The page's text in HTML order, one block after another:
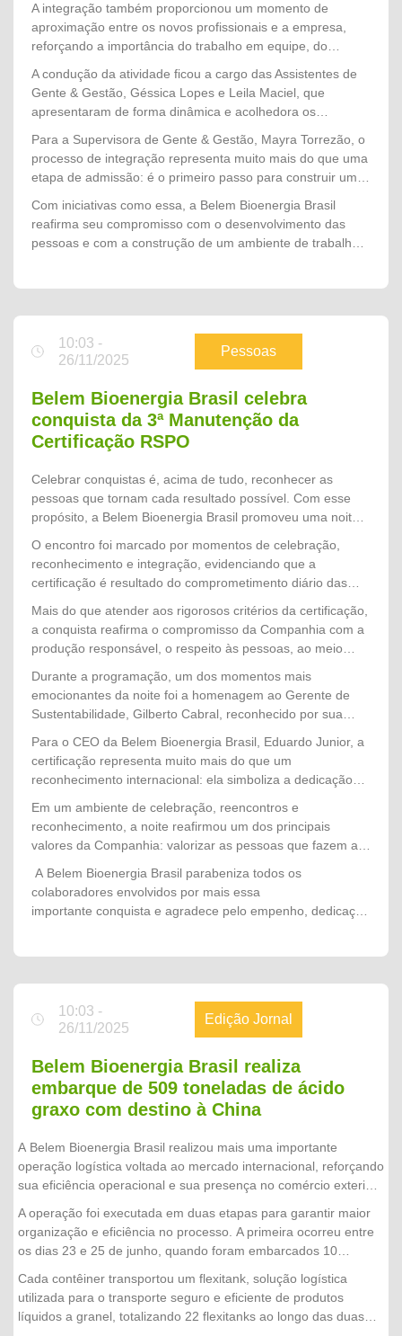
normas de Segurança, Saúde e Meio Ambiente (SMS),
fundamentais para a realização das atividades com
responsabilidade e prevenção.
A integração também proporcionou um momento de
aproximação entre os novos profissionais e a empresa,
reforçando a importância do trabalho em equipe, do
organizacionais desde o primeiro dia.
A condução da atividade ficou a cargo das Assistentes de
Gente & Gestão, Géssica Lopes e Leila Maciel, que
apresentaram de forma dinâmica e acolhedora os
preparando os colaboradores para o início das atividades
no campo.
Para a Supervisora de Gente & Gestão, Mayra Torrezão, o
processo de integração representa muito mais do que uma
etapa de admissão: é o primeiro passo para construir uma
compromisso com a cultura da empresa. "A integração é o
momento em que acolhemos cada novo colaborador e
mostramos que, além de fazer parte de uma equipe, ele
segurança e o desenvolvimento profissional. Nosso
atividade e se sintam preparados para contribuir com uma
Safra 2026 segura, produtiva e de excelência."
Com iniciativas como essa, a Belem Bioenergia Brasil
reafirma seu compromisso com o desenvolvimento das
pessoas e com a construção de um ambiente de trabalho
10:03 -
26/11/2025
Pessoas
Belem Bioenergia Brasil celebra
conquista da 3ª Manutenção da
Certificação RSPO
Celebrar conquistas é, acima de tudo, reconhecer as
pessoas que tornam cada resultado possível. Com esse
propósito, a Belem Bioenergia Brasil promoveu uma noite
colaboradores que participaram diretamente do processo
que culminou na conquista da 3ª Manutenção da
Certificação RSPO (Roundtable on Sustainable Palm Oil),
um dos mais importantes reconhecimentos internacionais
voltados à produção sustentável de óleo de palma.
O encontro foi marcado por momentos de celebração,
reconhecimento e integração, evidenciando que a
certificação é resultado do comprometimento diário das
socioambiental e a melhoria contínua dos processos.
Mais do que atender aos rigorosos critérios da certificação,
a conquista reafirma o compromisso da Companhia com a
produção responsável, o respeito às pessoas, ao meio
a Belem Bioenergia Brasil como referência nacional em
sustentabilidade no setor de palma de óleo.
Durante a programação, um dos momentos mais
emocionantes da noite foi a homenagem ao Gerente de
Sustentabilidade, Gilberto Cabral, reconhecido por sua
todo o processo de auditoria. Seu trabalho, aliado ao
empenho de diversas equipes, foi determinante para o
sucesso de mais essa importante etapa da certificação.
Para o CEO da Belem Bioenergia Brasil, Eduardo Junior, a
certificação representa muito mais do que um
reconhecimento internacional: ela simboliza a dedicação
Companhia. "Cada certificação conquistada é resultado do
trabalho, da competência e do comprometimento das
nossas pessoas. A manutenção da certificação RSPO
demonstra que sustentabilidade, excelência operacional e
responsabilidade fazem parte da nossa cultura e orientam
cada decisão que tomamos. Esta conquista pertence a
Em um ambiente de celebração, reencontros e
reconhecimento, a noite reafirmou um dos principais
valores da Companhia: valorizar as pessoas que fazem a
momento simbolizou o orgulho de fazer parte de uma
organização que acredita no trabalho em equipe, investe
no desenvolvimento de seus profissionais e segue
A Belem Bioenergia Brasil parabeniza todos os
colaboradores envolvidos por mais essa
importante conquista e agradece pelo empenho, dedicação
10:03 -
26/11/2025
Edição Jornal
Belem Bioenergia Brasil realiza
embarque de 509 toneladas de ácido
graxo com destino à China
A Belem Bioenergia Brasil realizou mais uma importante
operação logística voltada ao mercado internacional, reforçando
sua eficiência operacional e sua presença no comércio exterior.
toneladas de ácido graxo, com destino à China.
A operação foi executada em duas etapas para garantir maior
organização e eficiência no processo. A primeira ocorreu entre
os dias 23 e 25 de junho, quando foram embarcados 10
junho, 1º e 2 de julho, com o envio de mais 12 contêineres,
concluindo a operação com sucesso.
Cada contêiner transportou um flexitank, solução logística
utilizada para o transporte seguro e eficiente de produtos
líquidos a granel, totalizando 22 flexitanks ao longo das duas